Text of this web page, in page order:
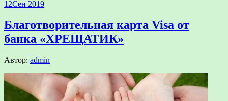
12Сен 2019
Благотворительная карта Visa от
банка «ХРЕЩАТИК»
Автор: admin